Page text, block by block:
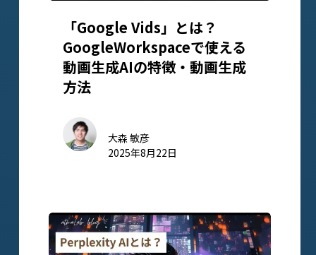
「Google Vids」とは？
GoogleWorkspaceで使える
動画生成AIの特徴・動画生成
方法
大森 敏彦
2025年8月22日